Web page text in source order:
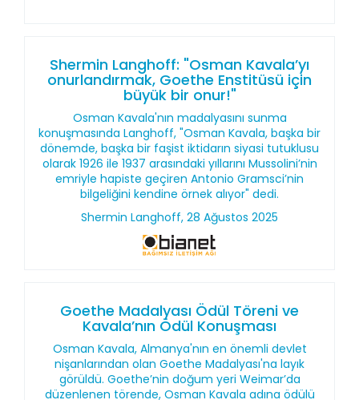
Shermin Langhoff: "Osman Kavala’yı
onurlandırmak, Goethe Enstitüsü için
büyük bir onur!"
Osman Kavala'nın madalyasını sunma
konuşmasında Langhoff, "Osman Kavala, başka bir
dönemde, başka bir faşist iktidarın siyasi tutuklusu
olarak 1926 ile 1937 arasındaki yıllarını Mussolini’nin
emriyle hapiste geçiren Antonio Gramsci’nin
bilgeliğini kendine örnek alıyor" dedi.
Shermin Langhoff, 28 Ağustos 2025
Goethe Madalyası Ödül Töreni ve
Kavala’nın Ödül Konuşması
Osman Kavala, Almanya'nın en önemli devlet
nişanlarından olan Goethe Madalyası'na layık
görüldü. Goethe’nin doğum yeri Weimar’da
düzenlenen törende, Osman Kavala adına ödülü